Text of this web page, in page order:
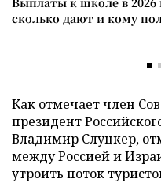
сколько дают и кому
Как отмечает член
президент
Владимир Слуцкер,
между Россией и
утроить поток